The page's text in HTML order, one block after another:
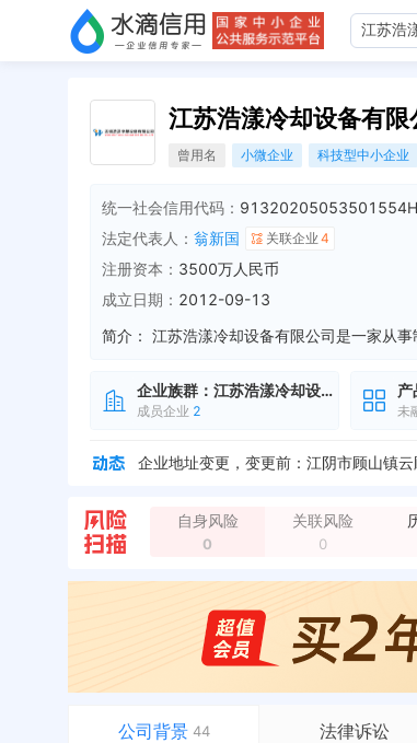
江苏浩漾冷却设备有限
曾用名 小微企业 科技型中小企业
统一社会信用代码： 91320205053501554H
法定代表人： 翁新国 关联企业 4
注册资本： 3500万人民币
成立日期： 2012-09-13
简介：
企业族群： 江苏浩漾冷却设备有限公司
成员企业 2
产
未
企业地址变更，变更前：江阴市顾山镇
自身风险
0
关联风险
0
公司背景 44 法律诉讼